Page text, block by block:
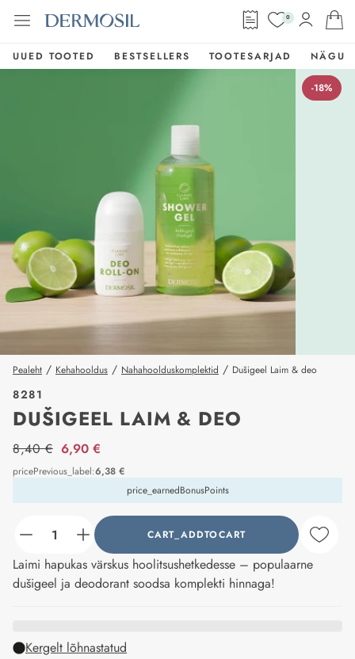
0
UUED TOOTED BESTSELLERS TOOTESARJAD NÄGU
-18%
Pealeht / Kehahooldus / Nahahoolduskomplektid / Dušigeel Laim & deo
8281
DUŠIGEEL LAIM & DEO
price_label
8,40 € 6,90 €
pricePrevious_label:6,38 €
price_earnedBonusPoints
counter_current CART_ADDTOCART
Laimi hapukas värskus hoolitsushetkedesse – populaarne
dušigeel ja deodorant soodsa komplekti hinnaga!
Kergelt lõhnastatud